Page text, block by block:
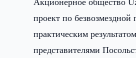
проект по безвозмездной
практическим
представителями